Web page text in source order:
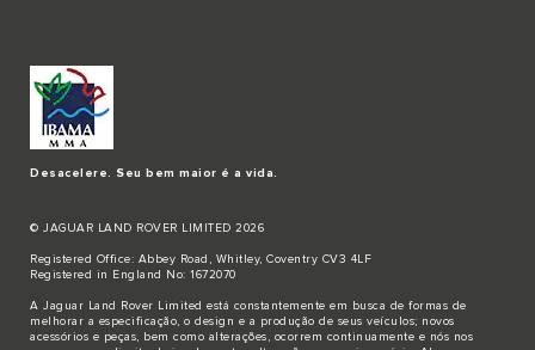
Desacelere. Seu bem maior é a vida.
© JAGUAR LAND ROVER LIMITED 2026
Registered Office: Abbey Road, Whitley, Coventry CV3 4LF
Registered in England No: 1672070
A Jaguar Land Rover Limited está constantemente em busca de formas de
melhorar a especificação, o design e a produção de seus veículos; novos
acessórios e peças, bem como alterações, ocorrem continuamente e nós nos